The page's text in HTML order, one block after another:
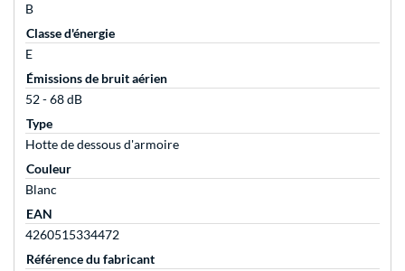
B
Classe d'énergie
E
Émissions de bruit aérien
52 - 68 dB
Type
Hotte de dessous d'armoire
Couleur
Blanc
EAN
4260515334472
Référence du fabricant